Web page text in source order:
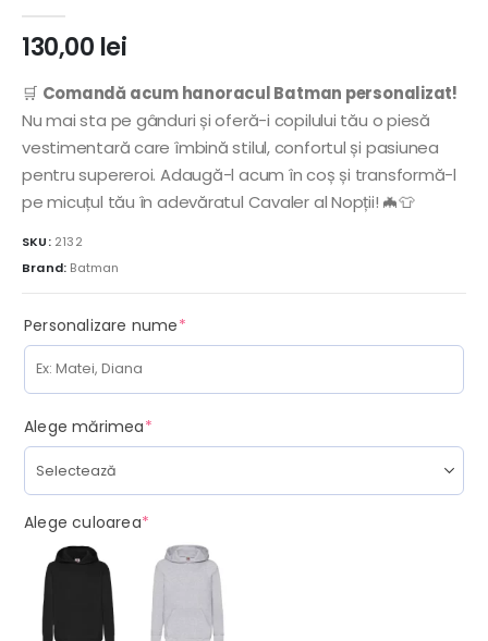
130,00 lei
🛒 Comandă acum hanoracul Batman personalizat!
Nu mai sta pe gânduri și oferă-i copilului tău o piesă
vestimentară care îmbină stilul, confortul și pasiunea
pentru supereroi. Adaugă-l acum în coș și transformă-l
pe micuțul tău în adevăratul Cavaler al Nopții! 🦇👕
SKU: 2132
Brand: Batman
Personalizare nume*(required)
Alege mărimea*(required)
Alege culoarea*(required)